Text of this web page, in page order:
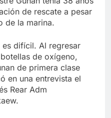
de rescate a pesar
de la marina.
es difícil. Al regresar
de oxígeno,
de primera clase
en una entrevista el
Rear Adm